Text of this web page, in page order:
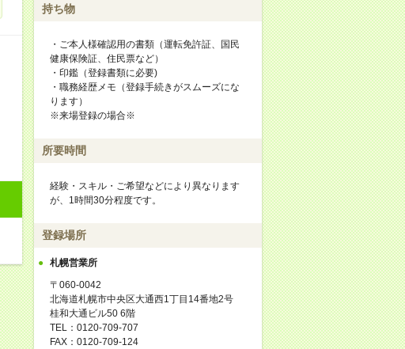
持ち物
・ご本人様確認用の書類（運転免許証、国民
健康保険証、住民票など）
・印鑑（登録書類に必要)
・職務経歴メモ（登録手続きがスムーズにな
ります）
※来場登録の場合※
所要時間
経験・スキル・ご希望などにより異なります
が、1時間30分程度です。
登録場所
札幌営業所
〒060-0042
北海道札幌市中央区大通西1丁目14番地2号
桂和大通ビル50 6階
TEL：0120-709-707
FAX：0120-709-124